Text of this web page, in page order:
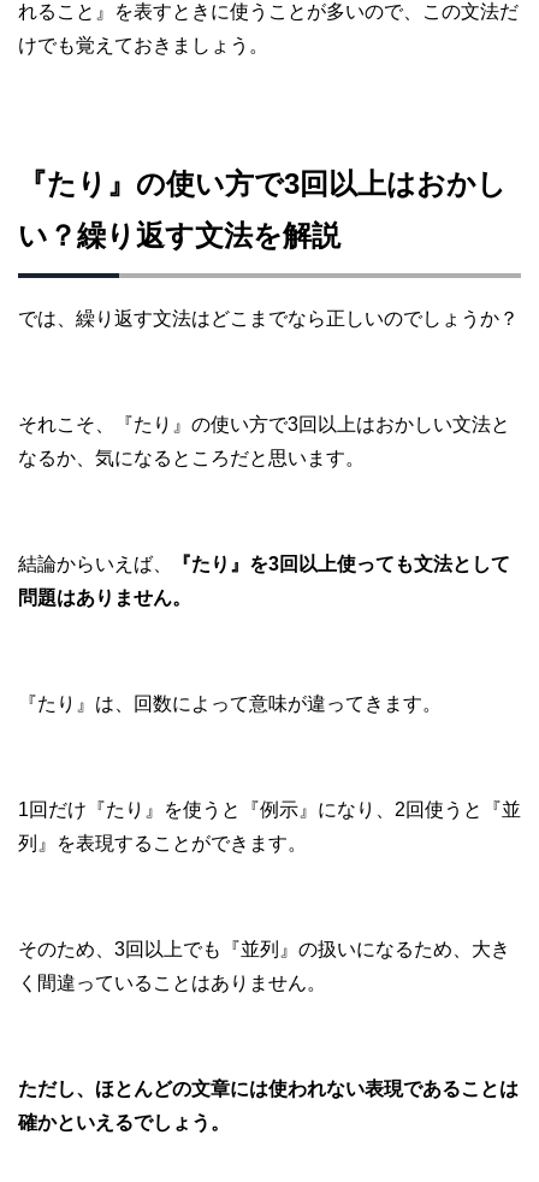
れること』を表すときに使うことが多いので、この文法だ
けでも覚えておきましょう。
『たり』の使い方で3回以上はおかし
い？繰り返す文法を解説
では、繰り返す文法はどこまでなら正しいのでしょうか？
それこそ、『たり』の使い方で3回以上はおかしい文法と
なるか、気になるところだと思います。
結論からいえば、
『たり』を3回以上使っても文法として
問題はありません。
『たり』は、回数によって意味が違ってきます。
1回だけ『たり』を使うと『例示』になり、2回使うと『並
列』を表現することができます。
そのため、3回以上でも『並列』の扱いになるため、大き
く間違っていることはありません。
ただし、ほとんどの文章には使われない表現であることは
確かといえるでしょう。